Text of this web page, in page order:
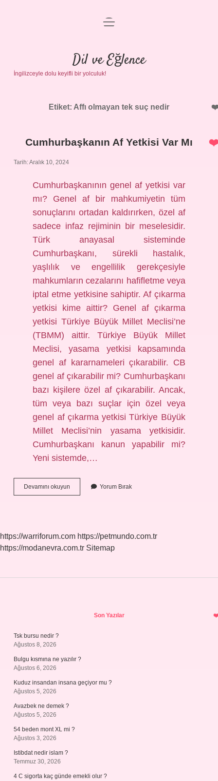
Anasayfa
Gizlilik Politikası
Yasal Uyarı
menüyü
Dil ve Eğlence
İngilizceyle dolu keyifli bir yolculuk!
Etiket: Affı olmayan tek suç nedir
Cumhurbaşkanın Af Yetkisi Var Mı
Tarih: Aralık 10, 2024
Cumhurbaşkanının genel af yetkisi var
mı? Genel af bir mahkumiyetin tüm
sonuçlarını ortadan kaldırırken, özel af
sadece infaz rejiminin bir meselesidir.
Türk anayasal sisteminde
Cumhurbaşkanı, sürekli hastalık,
yaşlılık ve engellilik gerekçesiyle
mahkumların cezalarını hafifletme veya
iptal etme yetkisine sahiptir. Af çıkarma
yetkisi kime aittir? Genel af çıkarma
yetkisi Türkiye Büyük Millet Meclisi’ne
(TBMM) aittir. Türkiye Büyük Millet
Meclisi, yasama yetkisi kapsamında
genel af kararnameleri çıkarabilir. CB
genel af çıkarabilir mi? Cumhurbaşkanı
bazı kişilere özel af çıkarabilir. Ancak,
tüm veya bazı suçlar için özel veya
genel af çıkarma yetkisi Türkiye Büyük
Millet Meclisi’nin yasama yetkisidir.
Cumhurbaşkanı kanun yapabilir mi?
Yeni sistemde,…
Devamını okuyun Cumhurbaşkanın
Af
Yorum Bırak
https://warriforum.com https://petmundo.com.tr
https://modanevra.com.tr Sitemap
Son Yazılar
Tsk bursu nedir ?
Ağustos 8, 2026
Bulgu kısmına ne yazılır ?
Ağustos 6, 2026
Kuduz insandan insana geçiyor mu ?
Ağustos 5, 2026
Avazbek ne demek ?
Ağustos 5, 2026
54 beden mont XL mi ?
Ağustos 3, 2026
Istibdat nedir islam ?
Temmuz 30, 2026
4 C sigorta kaç günde emekli olur ?